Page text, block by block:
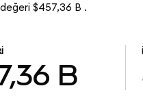
$457,36 B .
B